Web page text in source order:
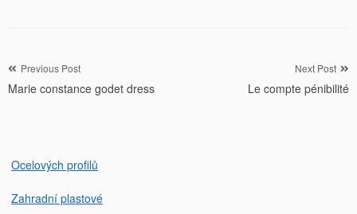
Navigation
de
Previous Post
Marie constance godet dress
Next Post
Le compte pénibilité
Ocelových profilů
Zahradní plastové